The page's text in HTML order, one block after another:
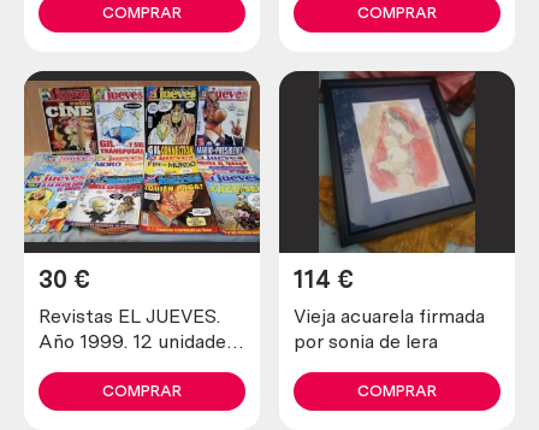
COMPRAR
estado.
COMPRAR
Revistas EL JUEVES.
Año 1999. 12 unidades
30 €
COMPRAR
Vieja acuarela firmada
por sonia de lera
114 €
COMPRAR